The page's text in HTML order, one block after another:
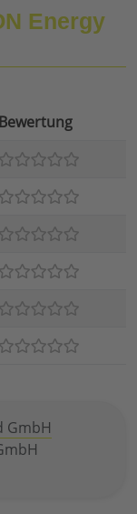
Energy
Bewertung
GmbH